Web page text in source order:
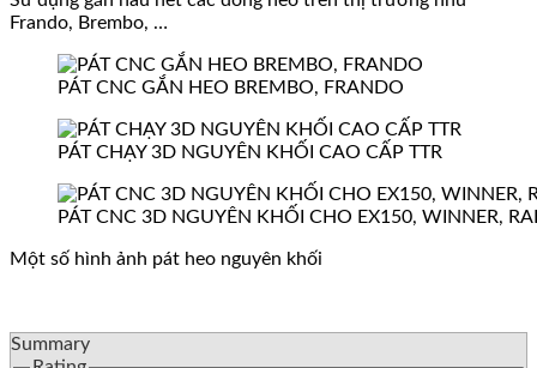
Frando, Brembo, …
PÁT CNC GẮN HEO BREMBO, FRANDO
PÁT CHẠY 3D NGUYÊN KHỐI CAO CẤP TTR
PÁT CNC 3D NGUYÊN KHỐI CHO EX150, WINNER,
Một số hình ảnh pát heo nguyên khối
Summary